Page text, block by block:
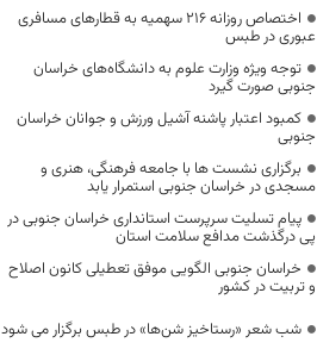
اختصاص روزانه ۲۱۶ سهمیه به قطارهای مسافری
عبوری در طبس
توجه ویژه وزارت علوم به دانشگاه‌های خراسان
جنوبی صورت گیرد
کمبود اعتبار پاشنه آشیل ورزش و جوانان خراسان
جنوبی
برگزاری نشست ها با جامعه فرهنگی، هنری و
مسجدی در خراسان جنوبی استمرار یابد
پیام تسلیت سرپرست استانداری خراسان جنوبی در
پی درگذشت مدافع سلامت استان
خراسان جنوبی الگویی موفق تعطیلی کانون اصلاح
و تربیت در کشور
شب شعر «رستاخیز شن‌ها» در طبس برگزار می شود